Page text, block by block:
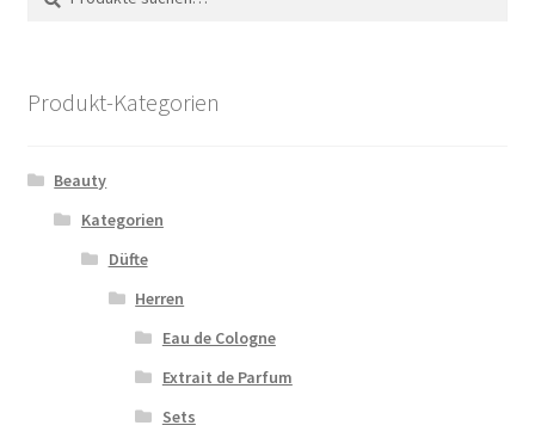
nach:
Produkt-Kategorien
Beauty
Kategorien
Düfte
Herren
Eau de Cologne
Extrait de Parfum
Sets